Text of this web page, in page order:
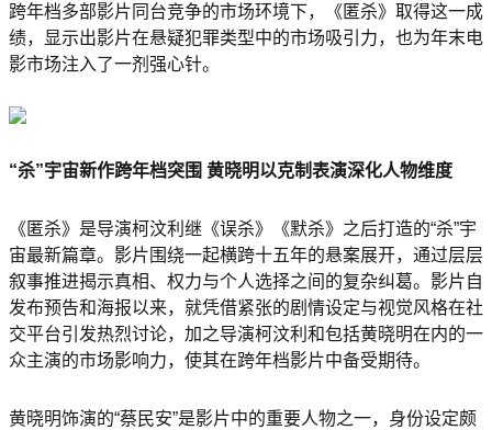
跨年档多部影片同台竞争的市场环境下，《匿杀》取得这一成
绩，显示出影片在悬疑犯罪类型中的市场吸引力，也为年末电
影市场注入了一剂强心针。
“杀”宇宙新作跨年档突围 黄晓明以克制表演深化人物维度
《匿杀》是导演柯汶利继《误杀》《默杀》之后打造的“杀”宇
宙最新篇章。影片围绕一起横跨十五年的悬案展开，通过层层
叙事推进揭示真相、权力与个人选择之间的复杂纠葛。影片自
发布预告和海报以来，就凭借紧张的剧情设定与视觉风格在社
交平台引发热烈讨论，加之导演柯汶利和包括黄晓明在内的一
众主演的市场影响力，使其在跨年档影片中备受期待。
黄晓明饰演的“蔡民安”是影片中的重要人物之一，身份设定颇